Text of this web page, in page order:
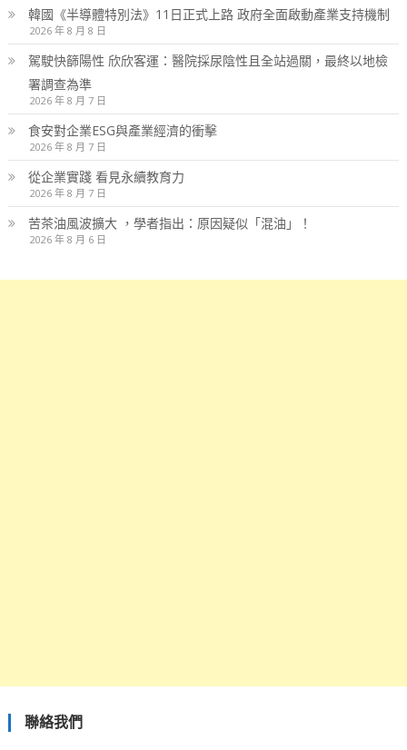
韓國《半導體特別法》11日正式上路 政府全面啟動產業支持機制
2026 年 8 月 8 日
駕駛快篩陽性 欣欣客運：醫院採尿陰性且全站過關，最終以地檢
署調查為準
2026 年 8 月 7 日
食安對企業ESG與產業經濟的衝擊
2026 年 8 月 7 日
從企業實踐 看見永續教育力
2026 年 8 月 7 日
苦茶油風波擴大 ，學者指出：原因疑似「混油」！
2026 年 8 月 6 日
聯絡我們